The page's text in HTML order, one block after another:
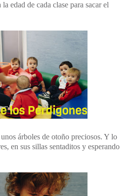
edad de cada clase para sacar el
árboles de otoño preciosos. Y lo
en sus sillas sentaditos y esperando